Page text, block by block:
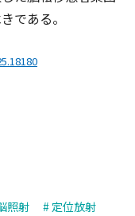
である。
照射 # 定位放射